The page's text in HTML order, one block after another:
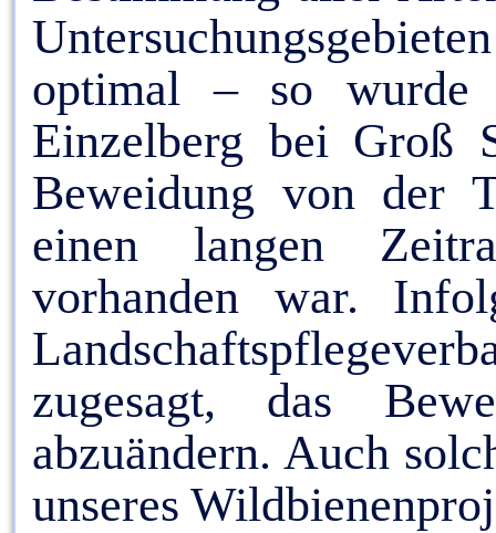
optimal – so wurde
Einzelberg bei Groß
Beweidung von der
einen langen
vorhanden war.
zugesagt, das
abzuändern. Auch
unseres